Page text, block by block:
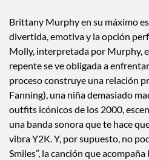
Brittany Murphy en su máximo
divertida, emotiva y la opción
Molly, interpretada por Murphy,
repente se ve obligada a
proceso construye una relación
Fanning), una niña demasiado
outfits icónicos de los 2000,
una banda sonora que te hace
vibra Y2K. Y, por supuesto, no
Smiles”, la canción que